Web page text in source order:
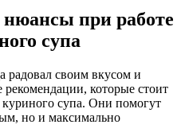
при работе
супа
радовал своим вкусом и
которые стоит
супа. Они помогут
но и максимально